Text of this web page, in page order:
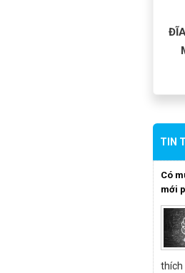
TIN
Có
mới
thích